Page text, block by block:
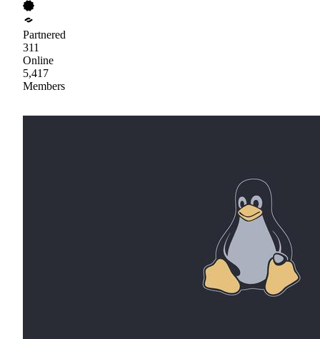
Partnered
311
Online
5,417
Members